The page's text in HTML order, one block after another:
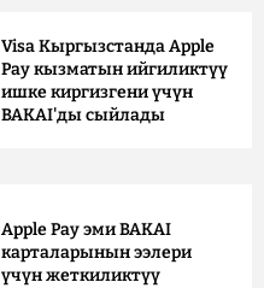
Visa Кыргызстанда Apple
Pay кызматын ийгиликтүү
ишке киргизгени үчүн
BAKAI'ды сыйлады
Apple Pay эми BAKAI
карталарынын ээлери
үчүн жеткиликтүү